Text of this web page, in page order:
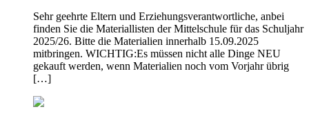
Sehr geehrte Eltern und Erziehungsverantwortliche, anbei
finden Sie die Materiallisten der Mittelschule für das Schuljahr
2025/26. Bitte die Materialien innerhalb 15.09.2025
mitbringen. WICHTIG:Es müssen nicht alle Dinge NEU
gekauft werden, wenn Materialien noch vom Vorjahr übrig
[…]